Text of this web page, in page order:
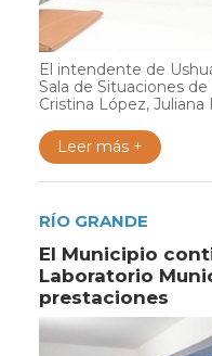
El intendente de
Sala de Situaciones
Cristina López, Juliana
Leer más +
RÍO GRANDE
El Municipio
Laboratorio
prestaciones